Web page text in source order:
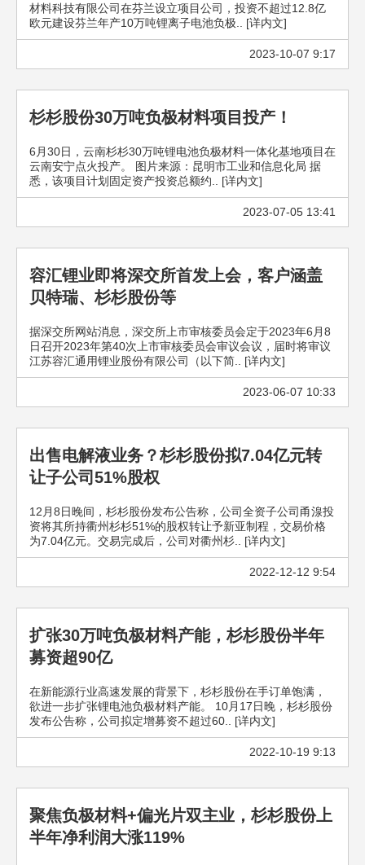
材料科技有限公司在芬兰设立项目公司，投资不超过12.8亿
欧元建设芬兰年产10万吨锂离子电池负极.. [详内文]
2023-10-07 9:17
杉杉股份30万吨负极材料项目投产！
6月30日，云南杉杉30万吨锂电池负极材料一体化基地项目在
云南安宁点火投产。 图片来源：昆明市工业和信息化局 据
悉，该项目计划固定资产投资总额约.. [详内文]
2023-07-05 13:41
容汇锂业即将深交所首发上会，客户涵盖
贝特瑞、杉杉股份等
据深交所网站消息，深交所上市审核委员会定于2023年6月8
日召开2023年第40次上市审核委员会审议会议，届时将审议
江苏容汇通用锂业股份有限公司（以下简.. [详内文]
2023-06-07 10:33
出售电解液业务？杉杉股份拟7.04亿元转
让子公司51%股权
12月8日晚间，杉杉股份发布公告称，公司全资子公司甬湶投
资将其所持衢州杉杉51%的股权转让予新亚制程，交易价格
为7.04亿元。交易完成后，公司对衢州杉.. [详内文]
2022-12-12 9:54
扩张30万吨负极材料产能，杉杉股份半年
募资超90亿
在新能源行业高速发展的背景下，杉杉股份在手订单饱满，
欲进一步扩张锂电池负极材料产能。 10月17日晚，杉杉股份
发布公告称，公司拟定增募资不超过60.. [详内文]
2022-10-19 9:13
聚焦负极材料+偏光片双主业，杉杉股份上
半年净利润大涨119%